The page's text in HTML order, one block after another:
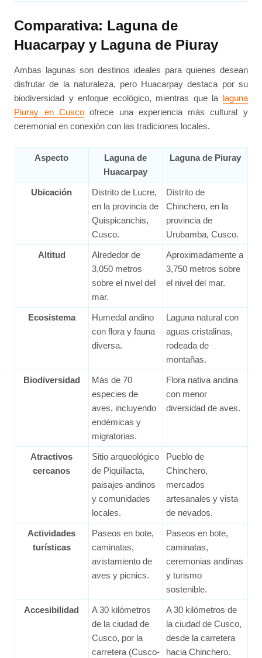
Comparativa: Laguna de
Huacarpay y Laguna de Piuray
Ambas lagunas son destinos ideales para quienes desean
disfrutar de la naturaleza, pero Huacarpay destaca por su
biodiversidad y enfoque ecológico, mientras que la laguna
Piuray en Cuscoofrece una experiencia más cultural y
ceremonial en conexión con las tradiciones locales.
Aspecto
Laguna de
Huacarpay
Laguna de Piuray
Ubicación
Distrito de Lucre,
en la provincia de
Quispicanchis,
Cusco.
Distrito de
Chinchero, en la
provincia de
Urubamba, Cusco.
Altitud
Alrededor de
3,050 metros
sobre el nivel del
mar.
Aproximadamente a
3,750 metros sobre
el nivel del mar.
Ecosistema
Humedal andino
con flora y fauna
diversa.
Laguna natural con
aguas cristalinas,
rodeada de
montañas.
Biodiversidad
Más de 70
especies de
aves, incluyendo
endémicas y
migratorias.
Flora nativa andina
con menor
diversidad de aves.
Atractivos
cercanos
Sitio arqueológico
de Piquillacta,
paisajes andinos
y comunidades
locales.
Pueblo de
Chinchero,
mercados
artesanales y vista
de nevados.
Actividades
turísticas
Paseos en bote,
caminatas,
avistamiento de
aves y picnics.
Paseos en bote,
caminatas,
ceremonias andinas
y turismo
sostenible.
Accesibilidad
A 30 kilómetros
de la ciudad de
Cusco, por la
carretera (Cusco-
A 30 kilómetros de
la ciudad de Cusco,
desde la carretera
hacia Chinchero.